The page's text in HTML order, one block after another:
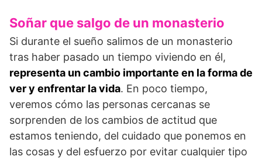
Soñar que salgo de un monasterio
Si durante el sueño salimos de un monasterio
tras haber pasado un tiempo viviendo en él,
representa un cambio importante en la forma de
ver y enfrentar la vida. En poco tiempo,
veremos cómo las personas cercanas se
sorprenden de los cambios de actitud que
estamos teniendo, del cuidado que ponemos en
las cosas y del esfuerzo por evitar cualquier tipo